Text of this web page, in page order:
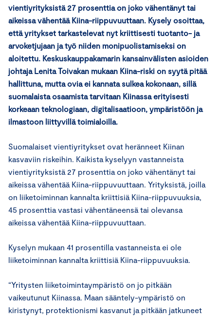
vientiyrityksistä 27 prosenttia on joko vähentänyt tai
aikeissa vähentää Kiina-riippuvuuttaan. Kysely osoittaa,
että yritykset tarkastelevat nyt kriittisesti tuotanto- ja
arvoketjujaan ja työ niiden monipuolistamiseksi on
aloitettu. Keskuskauppakamarin kansainvälisten asioiden
johtaja Lenita Toivakan mukaan Kiina-riski on syytä pitää
hallittuna, mutta ovia ei kannata sulkea kokonaan, sillä
suomalaista osaamista tarvitaan Kiinassa erityisesti
korkeaan teknologiaan, digitalisaatioon, ympäristöön ja
ilmastoon liittyvillä toimialoilla.
Suomalaiset vientiyritykset ovat heränneet Kiinan
kasvaviin riskeihin. Kaikista kyselyyn vastanneista
vientiyrityksistä 27 prosenttia on joko vähentänyt tai
aikeissa vähentää Kiina-riippuvuuttaan. Yrityksistä, joilla
on liiketoiminnan kannalta kriittisiä Kiina-riippuvuuksia,
45 prosenttia vastasi vähentäneensä tai olevansa
aikeissa vähentää Kiina-riippuvuuttaan.
Kyselyn mukaan 41 prosentilla vastanneista ei ole
liiketoiminnan kannalta kriittisiä Kiina-riippuvuuksia.
“Yritysten liiketoimintaympäristö on jo pitkään
vaikeutunut Kiinassa. Maan sääntely-ympäristö on
kiristynyt, protektionismi kasvanut ja pitkään jatkuneet